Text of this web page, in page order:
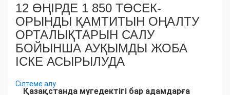
12 ӨҢІРДЕ 1 850 ТӨСЕК-
ОРЫНДЫ ҚАМТИТЫН ОҢАЛТУ
ОРТАЛЫҚТАРЫН САЛУ
БОЙЫНША АУҚЫМДЫ ЖОБА
ІСКЕ АСЫРЫЛУДА
Сілтеме алу
Қазақстанда мүгедектігі бар адамдарға